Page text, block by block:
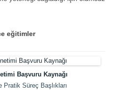
eğitimler
Başvuru Kaynağı
Pratik Süreç Başlıkları